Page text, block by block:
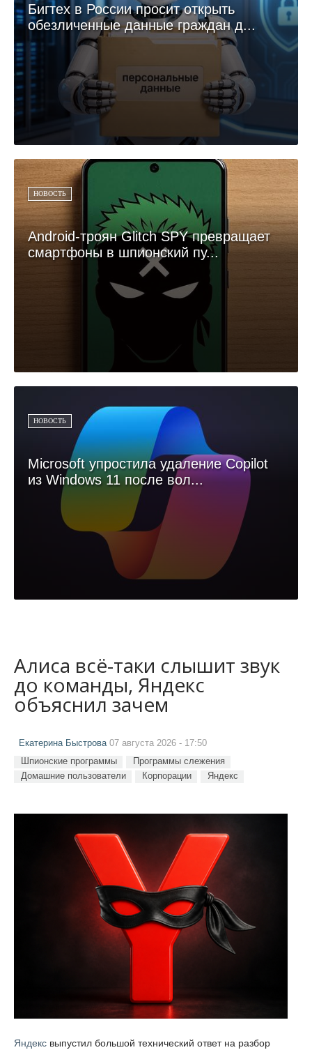
Бигтех в России просит открыть
обезличенные данные граждан д...
НОВОСТЬ
Android-троян Glitch SPY превращает
смартфоны в шпионский пу...
НОВОСТЬ
Microsoft упростила удаление Copilot
из Windows 11 после вол...
Алиса всё-таки слышит звук
до команды, Яндекс
объяснил зачем
Екатерина Быстрова 07 августа 2026 - 17:50
Шпионские программы
Программы слежения
Домашние пользователи
Корпорации Яндекс
Яндекс выпустил большой технический ответ на разбор